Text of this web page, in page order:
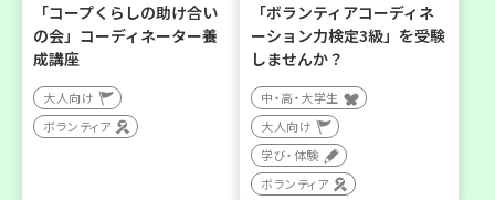
「コープくらしの助け合い
の会」コーディネーター養
成講座
大人向け
ボランティア
「ボランティアコーディネ
ーション力検定3級」を受験
しませんか？
中・高・大学生
大人向け
学び・体験
ボランティア